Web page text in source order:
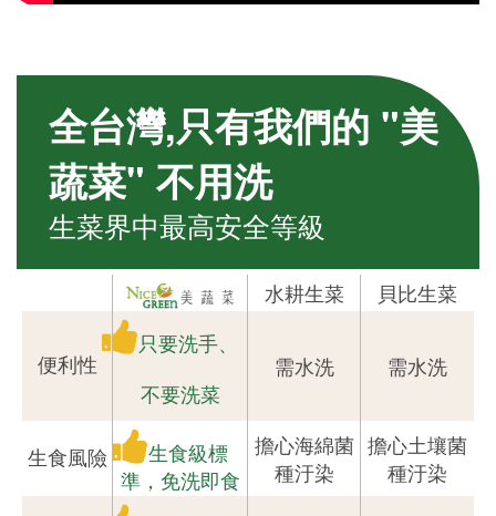
全台灣,只有我們的 "美
蔬菜" 不用洗
生菜界中最高安全等級
水耕生菜 貝比生菜
便利性
只要洗手、
不要洗菜
需水洗 需水洗
生食風險
生食級標
準，免洗即食
擔心海綿菌
種汙染
擔心土壤菌
種汙染